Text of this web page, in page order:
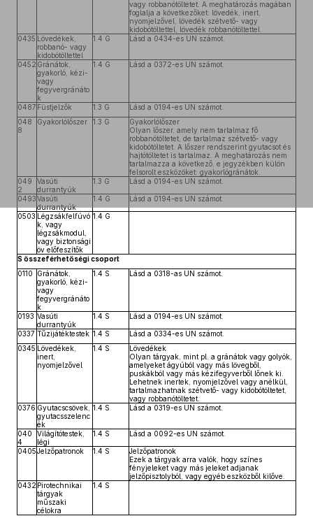
vagy robbanótöltetet. A meghatározás magában
foglalja a következőket: lövedék, inert,
nyomjelzővel, lövedék szétvető- vagy
kidobótöltettel, lövedék robbanótöltettel.
0435 Lövedékek,
robbanó- vagy
kidobótöltettel
1.4 G Lásd a 0434-es UN számot.
0452 Gránátok,
gyakorló, kézi-
vagy
fegyvergránáto
k
1.4 G Lásd a 0372-es UN számot.
0487 Füstjelzők 1.3 G
Lásd a 0194-es UN számot.
048
8
Gyakorlólőszer 1.3 G
Gyakorlólőszer
Olyan lőszer, amely nem tartalmaz fő
robbanótöltetet, de tartalmaz szétvető- vagy
kidobótöltetet. A lőszer rendszerint gyutacsot és
hajtótöltetet is tartalmaz. A meghatározás nem
tartalmazza a következő, e jegyzékben külön
felsorolt eszközöket: gyakorlógránátok.
049
2
Vasúti
durrantyúk
1.3 G Lásd a 0194-es UN számot.
0493Vasúti
durrantyúk
1.4 G Lásd a 0194-es UN számot.
0503 Légzsákfelfúvó
k, vagy
légzsákmodul,
vagy biztonsági
öv előfeszítők
1.4 G
S összeférhetőségi csoport
0110
Gránátok,
gyakorló, kézi-
vagy
fegyvergránáto
k
1.4 S Lásd a 0318-as UN számot.
0193 Vasúti
durrantyúk
1.4 S Lásd a 0194-es UN számot.
0337 Tűzijátéktestek 1.4 S
Lásd a 0334-es UN számot.
0345 Lövedékek,
inert,
nyomjelzővel
1.4 S
Lövedékek
Olyan tárgyak, mint pl. a gránátok vagy golyók,
amelyeket ágyúból vagy más lövegből,
puskákból vagy más kézifegyverből lőnek ki.
Lehetnek inertek, nyomjelzővel vagy anélkül,
tartalmazhatnak szétvető- vagy kidobótöltetet,
vagy robbanótöltetet.
0376 Gyutacscsövek,
gyutacsszelenc
ék
1.4 S Lásd a 0319-es UN számot.
040
4
Világítótestek,
légi
1.4 S Lásd a 0092-es UN számot.
0405Jelzőpatronok 1.4 S
Jelzőpatronok
Ezek a tárgyak arra valók, hogy színes
fényjeleket vagy más jeleket adjanak
jelzőpisztolyból, vagy egyéb eszközből kilőve.
0432 Pirotechnikai
tárgyak
műszaki
célokra
1.4 S